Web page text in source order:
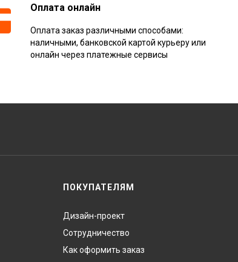
Оплата онлайн
Оплата заказ различными способами:
наличными, банковской картой курьеру или
онлайн через платежные сервисы
ПОКУПАТЕЛЯМ
Дизайн-проект
Сотрудничество
Как оформить заказ